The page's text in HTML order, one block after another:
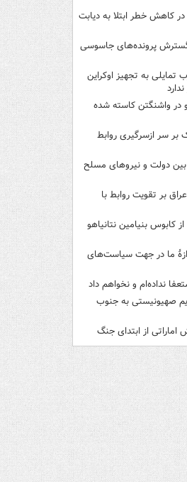
کاهش خطر ابتلا به دیابت
گسترش پرونده‌های جاسوسی
تمایلی به تجهیز اوکراین
در واشنگتن کاسته شده
بر سر ازسرگیری روابط
دولت و نیروهای مسلح
بر تقویت روابط با
کابوس بنیامین نتانیاهو
ما در جهت سیاست‌های
نداده‌ام و نخواهم داد
صهیونیستی به جنوب